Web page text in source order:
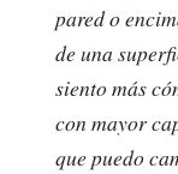
pared o
de una
siento más
con mayor
que puedo